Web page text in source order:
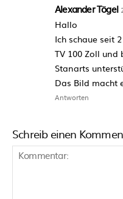
Alexander Tögel
Hallo
Ich schaue seit
TV 100 Zoll und
Stanarts
Das Bild macht
Antworten
Schreib einen